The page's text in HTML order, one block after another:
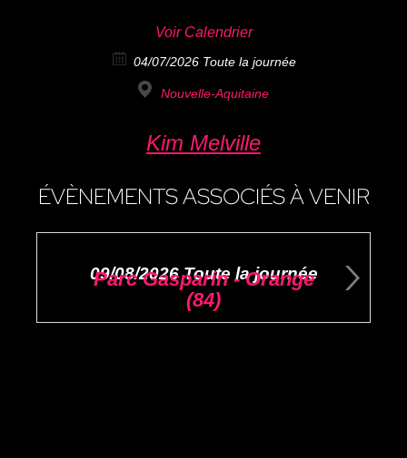
Voir Calendrier
04/07/2026 Toute la journée
Nouvelle-Aquitaine
Kim Melville
ÉVÈNEMENTS ASSOCIÉS À VENIR
Parc Gasparin - Orange
(84)
09/08/2026 Toute la journée